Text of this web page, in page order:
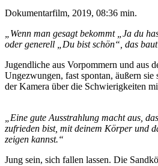
Dokumentarfilm, 2019, 08:36 min.
„Wenn man gesagt bekommt „Ja du
oder generell „Du bist schön“, das
Jugendliche aus Vorpommern und aus
Ungezwungen, fast spontan, äußern
der Kamera über die Schwierigkeiten
„Eine gute Ausstrahlung macht aus,
zufrieden bist, mit deinem Körper und
zeigen kannst.“
Jung sein, sich fallen lassen. Die